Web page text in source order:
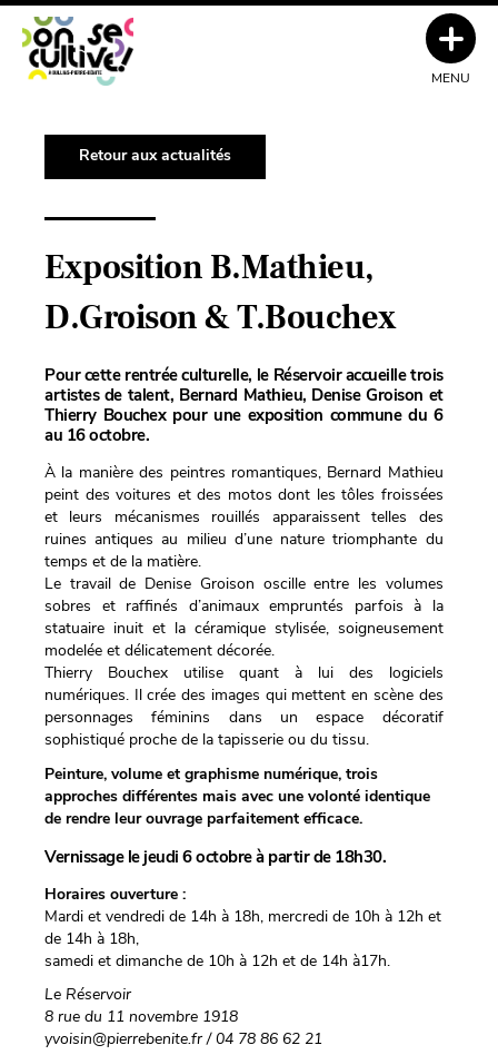
Retour aux actualités
Exposition B.Mathieu,
D.Groison & T.Bouchex
Pour cette rentrée culturelle, le Réservoir accueille trois
artistes de talent, Bernard Mathieu, Denise Groison et
Thierry Bouchex pour une exposition commune du 6
au 16 octobre.
À la manière des peintres romantiques, Bernard Mathieu
peint des voitures et des motos dont les tôles froissées
et leurs mécanismes rouillés apparaissent telles des
ruines antiques au milieu d’une nature triomphante du
temps et de la matière.
Le travail de Denise Groison oscille entre les volumes
sobres et raffinés d’animaux empruntés parfois à la
statuaire inuit et la céramique stylisée, soigneusement
modelée et délicatement décorée.
Thierry Bouchex utilise quant à lui des logiciels
numériques. Il crée des images qui mettent en scène des
personnages féminins dans un espace décoratif
sophistiqué proche de la tapisserie ou du tissu.
Peinture, volume et graphisme numérique, trois
approches différentes mais avec une volonté identique
de rendre leur ouvrage parfaitement efficace.
Vernissage le jeudi 6 octobre à partir de 18h30.
Horaires ouverture :
Mardi et vendredi de 14h à 18h, mercredi de 10h à 12h et
de 14h à 18h,
samedi et dimanche de 10h à 12h et de 14h à17h.
Le Réservoir
8 rue du 11 novembre 1918
yvoisin@pierrebenite.fr / 04 78 86 62 21
MENU